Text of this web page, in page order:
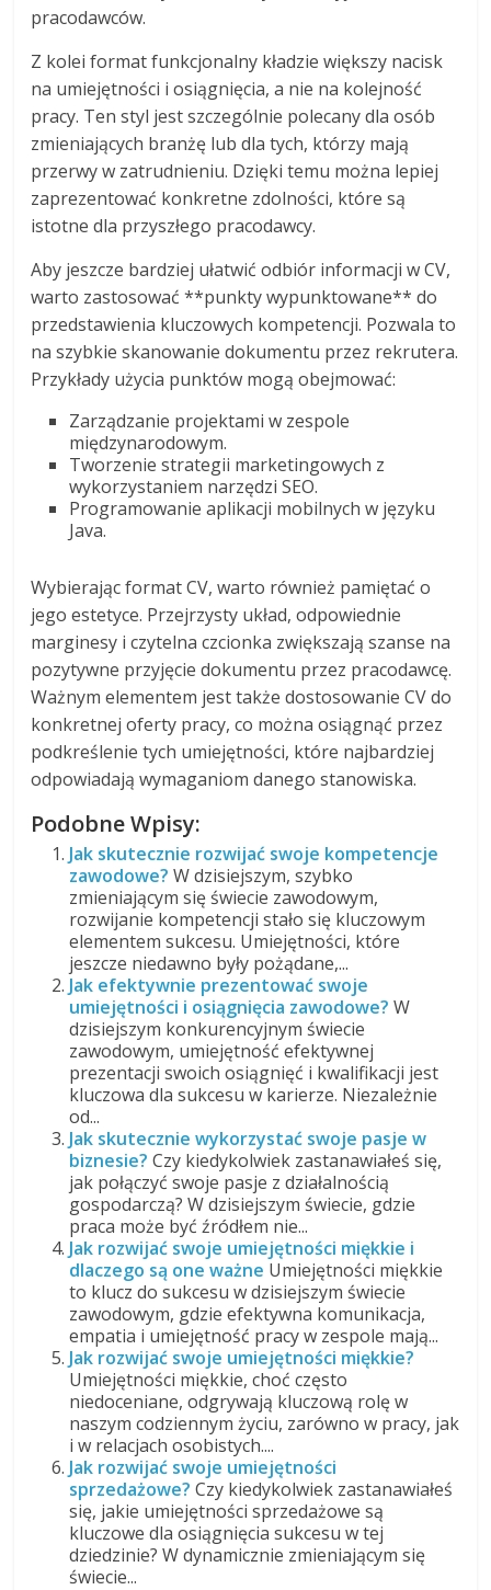
pracodawców.
Z kolei format funkcjonalny kładzie większy nacisk
na umiejętności i osiągnięcia, a nie na kolejność
pracy. Ten styl jest szczególnie polecany dla osób
zmieniających branżę lub dla tych, którzy mają
przerwy w zatrudnieniu. Dzięki temu można lepiej
zaprezentować konkretne zdolności, które są
istotne dla przyszłego pracodawcy.
Aby jeszcze bardziej ułatwić odbiór informacji w CV,
warto zastosować **punkty wypunktowane** do
przedstawienia kluczowych kompetencji. Pozwala to
na szybkie skanowanie dokumentu przez rekrutera.
Przykłady użycia punktów mogą obejmować:
Zarządzanie projektami w zespole
międzynarodowym.
Tworzenie strategii marketingowych z
wykorzystaniem narzędzi SEO.
Programowanie aplikacji mobilnych w języku
Java.
Wybierając format CV, warto również pamiętać o
jego estetyce. Przejrzysty układ, odpowiednie
marginesy i czytelna czcionka zwiększają szanse na
pozytywne przyjęcie dokumentu przez pracodawcę.
Ważnym elementem jest także dostosowanie CV do
konkretnej oferty pracy, co można osiągnąć przez
podkreślenie tych umiejętności, które najbardziej
odpowiadają wymaganiom danego stanowiska.
Podobne Wpisy:
Jak skutecznie rozwijać swoje kompetencje
zawodowe? W dzisiejszym, szybko
zmieniającym się świecie zawodowym,
rozwijanie kompetencji stało się kluczowym
elementem sukcesu. Umiejętności, które
jeszcze niedawno były pożądane,...
Jak efektywnie prezentować swoje
umiejętności i osiągnięcia zawodowe? W
dzisiejszym konkurencyjnym świecie
zawodowym, umiejętność efektywnej
prezentacji swoich osiągnięć i kwalifikacji jest
kluczowa dla sukcesu w karierze. Niezależnie
od...
Jak skutecznie wykorzystać swoje pasje w
biznesie? Czy kiedykolwiek zastanawiałeś się,
jak połączyć swoje pasje z działalnością
gospodarczą? W dzisiejszym świecie, gdzie
praca może być źródłem nie...
Jak rozwijać swoje umiejętności miękkie i
dlaczego są one ważne Umiejętności miękkie
to klucz do sukcesu w dzisiejszym świecie
zawodowym, gdzie efektywna komunikacja,
empatia i umiejętność pracy w zespole mają...
Jak rozwijać swoje umiejętności miękkie?
Umiejętności miękkie, choć często
niedoceniane, odgrywają kluczową rolę w
naszym codziennym życiu, zarówno w pracy, jak
i w relacjach osobistych....
Jak rozwijać swoje umiejętności
sprzedażowe? Czy kiedykolwiek zastanawiałeś
się, jakie umiejętności sprzedażowe są
kluczowe dla osiągnięcia sukcesu w tej
dziedzinie? W dynamicznie zmieniającym się
świecie...